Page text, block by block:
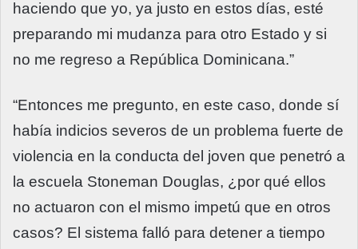
haciendo que yo, ya justo en estos días, esté
preparando mi mudanza para otro Estado y si
no me regreso a República Dominicana.”
“Entonces me pregunto, en este caso, donde sí
había indicios severos de un problema fuerte de
violencia en la conducta del joven que penetró a
la escuela Stoneman Douglas, ¿por qué ellos
no actuaron con el mismo impetú que en otros
casos? El sistema falló para detener a tiempo